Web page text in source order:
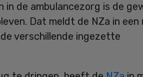
in de ambulancezorg is de
Dat meldt de NZa in een
verschillende ingezette